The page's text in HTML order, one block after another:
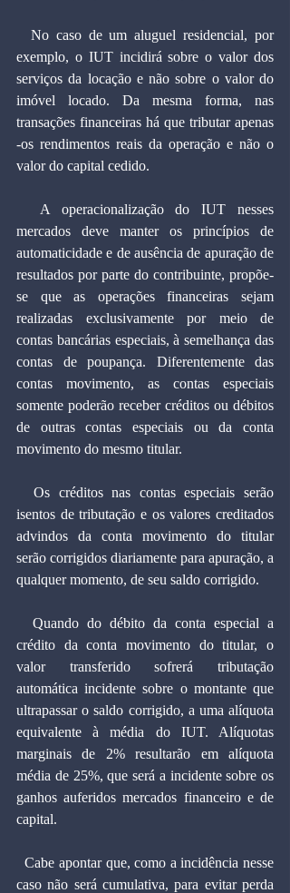
exemplo, o IUT incidirá sobre o valor dos
serviços da locação e não sobre o valor do
imóvel locado. Da mesma forma, nas
transações financeiras há que tributar apenas
-os rendimentos reais da operação e não o
valor do capital cedido.
mercados deve manter os princípios de
automaticidade e de ausência de apuração de
resultados por parte do contribuinte, propõe-
se que as operações financeiras sejam
realizadas exclusivamente por meio de
contas bancárias especiais, à semelhança das
contas de poupança. Diferentemente das
contas movimento, as contas especiais
somente poderão receber créditos ou débitos
de outras contas especiais ou da conta
movimento do mesmo titular.
  Os créditos nas contas especiais serão
isentos de tributação e os valores creditados
advindos da conta movimento do titular
serão corrigidos diariamente para apuração, a
qualquer momento, de seu saldo corrigido.
crédito da conta movimento do titular, o
valor transferido sofrerá tributação
automática incidente sobre o montante que
ultrapassar o saldo corrigido, a uma alíquota
equivalente à média do IUT. Alíquotas
marginais de 2% resultarão em alíquota
média de 25%, que será a incidente sobre os
ganhos auferidos mercados financeiro e de
capital.
  Cabe apontar que, como a incidência nesse
caso não será cumulativa, para evitar perda